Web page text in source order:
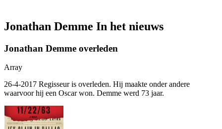
Jonathan Demme In het nieuws
Jonathan Demme overleden
Array
26-4-2017 Regisseuris overleden. Hij maakte onder andere
waarvoor hij een Oscar won. Demme werd 73 jaar.